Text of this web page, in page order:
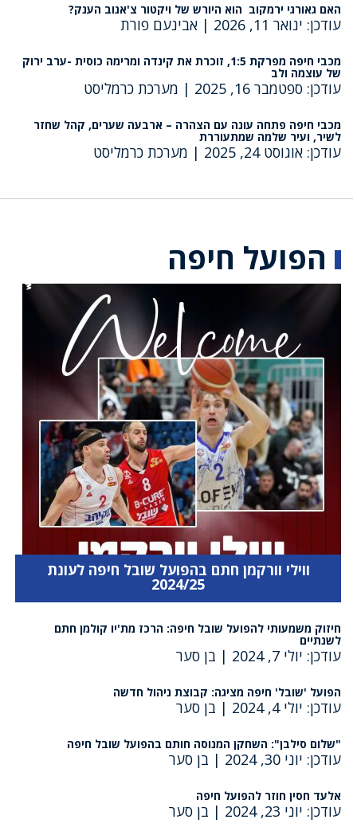
האם גאורגי ירמקוב הוא היורש של ויקטור צ'אנוב הענק?
עודכן: ינואר 11, 2026 | אבינעם פורת
מכבי חיפה מפרקת 1:5, זוכרת את קינדה ומרימה כוסית -ערב ירוק
של עוצמה ולב
עודכן: ספטמבר 16, 2025 | מערכת כרמליסט
מכבי חיפה פתחה עונה עם הצהרה – ארבעה שערים, קהל שחזר
לשיר, ועיר שלמה שמתעוררת
עודכן: אוגוסט 24, 2025 | מערכת כרמליסט
הפועל חיפה
ווילי וורקמן חתם בהפועל שובל חיפה לעונת
2024/25
חיזוק משמעותי להפועל שובל חיפה: הרכז מת'יו קולמן חתם
לשנתיים
עודכן: יולי 7, 2024 | בן סער
הפועל 'שובל' חיפה מציגה: קבוצת ניהול חדשה
עודכן: יולי 4, 2024 | בן סער
"שלום סילבן": השחקן המנוסה חותם בהפועל שובל חיפה
עודכן: יוני 30, 2024 | בן סער
אלעד חסין חוזר להפועל חיפה
עודכן: יוני 23, 2024 | בן סער